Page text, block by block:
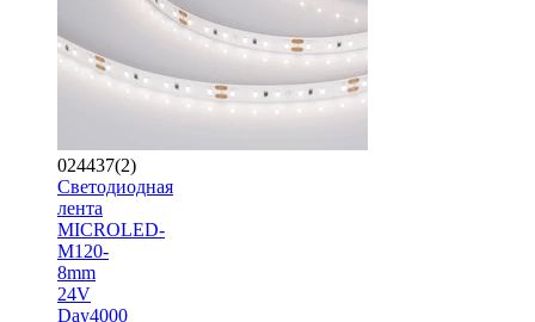
024437(2)
Светодиодная
лента
MICROLED-
M120-
8mm
24V
Day4000